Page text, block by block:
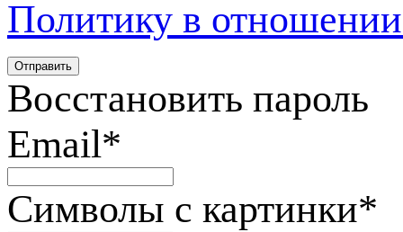
Политику в
Восстановить пароль
Email*
Символы с картинки*